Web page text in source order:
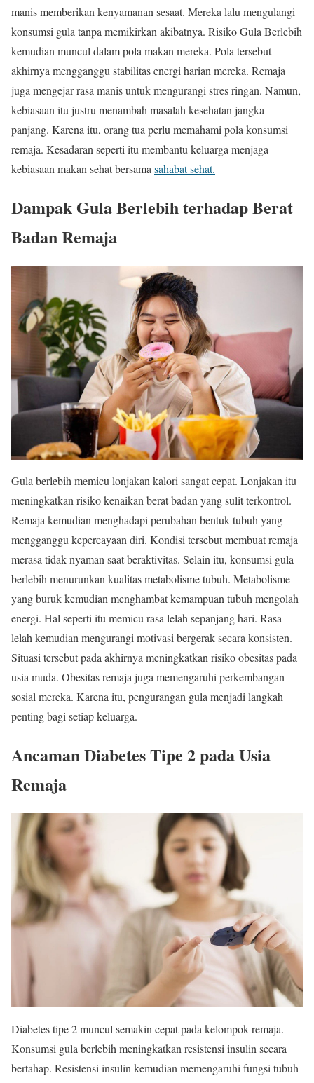
manis memberikan kenyamanan sesaat. Mereka lalu mengulangi
konsumsi gula tanpa memikirkan akibatnya. Risiko Gula Berlebih
kemudian muncul dalam pola makan mereka. Pola tersebut
akhirnya mengganggu stabilitas energi harian mereka. Remaja
juga mengejar rasa manis untuk mengurangi stres ringan. Namun,
kebiasaan itu justru menambah masalah kesehatan jangka
panjang. Karena itu, orang tua perlu memahami pola konsumsi
remaja. Kesadaran seperti itu membantu keluarga menjaga
kebiasaan makan sehat bersama sahabat sehat.
Dampak Gula Berlebih terhadap Berat
Badan Remaja
Gula berlebih memicu lonjakan kalori sangat cepat. Lonjakan itu
meningkatkan risiko kenaikan berat badan yang sulit terkontrol.
Remaja kemudian menghadapi perubahan bentuk tubuh yang
mengganggu kepercayaan diri. Kondisi tersebut membuat remaja
merasa tidak nyaman saat beraktivitas. Selain itu, konsumsi gula
berlebih menurunkan kualitas metabolisme tubuh. Metabolisme
yang buruk kemudian menghambat kemampuan tubuh mengolah
energi. Hal seperti itu memicu rasa lelah sepanjang hari. Rasa
lelah kemudian mengurangi motivasi bergerak secara konsisten.
Situasi tersebut pada akhirnya meningkatkan risiko obesitas pada
usia muda. Obesitas remaja juga memengaruhi perkembangan
sosial mereka. Karena itu, pengurangan gula menjadi langkah
penting bagi setiap keluarga.
Ancaman Diabetes Tipe 2 pada Usia
Remaja
Diabetes tipe 2 muncul semakin cepat pada kelompok remaja.
Konsumsi gula berlebih meningkatkan resistensi insulin secara
bertahap. Resistensi insulin kemudian memengaruhi fungsi tubuh